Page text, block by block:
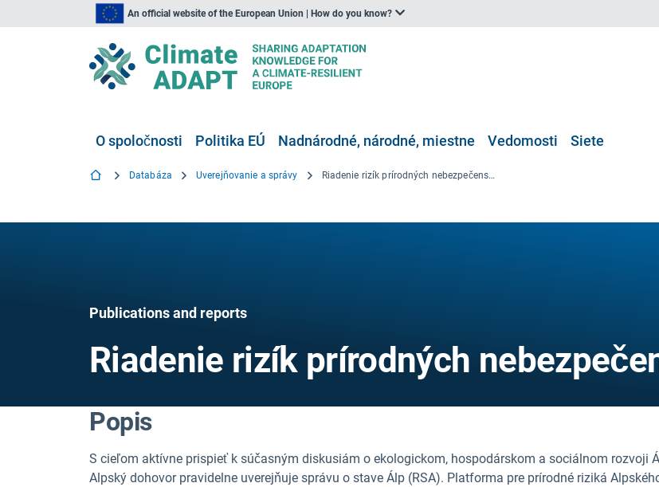
An official website of the European Union | How do you know?
O spoločnosti Politika EÚ Nadnárodné, národné, miestne Vedomosti Siete
Databáza Uverejňovanie a správy Riadenie rizík prírodných nebezpečenstiev
Publications and reports
Riadenie rizík prírodných
Popis
S cieľom aktívne prispieť k súčasným diskusiám o ekologickom, hospodárskom a sociálnom rozvoji
Alpský dohovor pravidelne uverejňuje správu o stave Álp (RSA). Platforma pre prírodné riziká